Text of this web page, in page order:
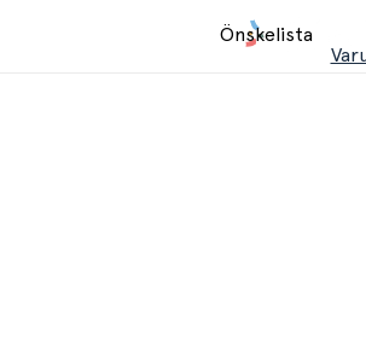
Önskelista